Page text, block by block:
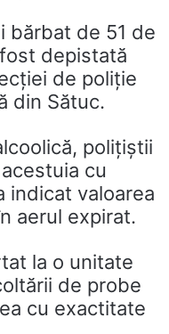
bărbat de 51 de
depistată
de poliție
din Sătuc.
poliţiştii
cu
indicat valoarea
aerul expirat.
la o unitate
de probe
cu exactitate